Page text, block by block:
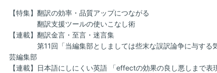
【特集】翻訳の効率・品質アップにつながる
翻訳支援ツールの使いこなし術
【連載】翻訳金言・至言・迷言集
第11回「当編集部としましては些末な誤訳論争に与する気
芸編集部
【連載】日本語にしにくい英語 「effectの効果の良し悪しまで